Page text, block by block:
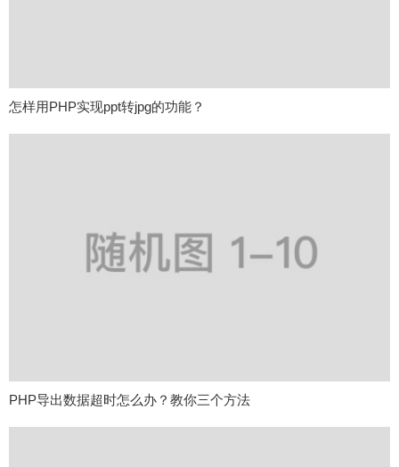
怎样用PHP实现ppt转jpg的功能？
PHP导出数据超时怎么办？教你三个方法